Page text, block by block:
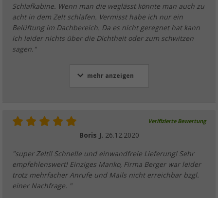
Schlafkabine. Wenn man die weglässt könnte man auch zu
acht in dem Zelt schlafen. Vermisst habe ich nur ein
Belüftung im Dachbereich. Da es nicht geregnet hat kann
ich leider nichts über die Dichtheit oder zum schwitzen
sagen."
mehr anzeigen
Verifizierte Bewertung
Boris J. 26.12.2020
"super Zelt!! Schnelle und einwandfreie Lieferung! Sehr
empfehlenswert! Einziges Manko, Firma Berger war leider
trotz mehrfacher Anrufe und Mails nicht erreichbar bzgl.
einer Nachfrage. "